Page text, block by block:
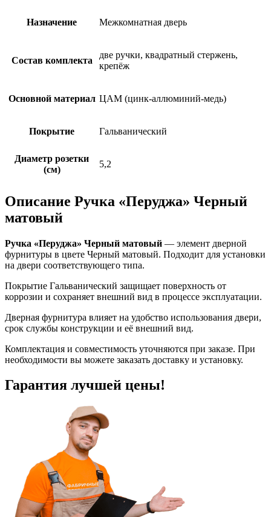
Назначение Межкомнатная дверь
Состав комплекта
две ручки, квадратный стержень,
крепёж
Основной материал ЦАМ (цинк-аллюминий-медь)
Покрытие Гальванический
Диаметр розетки
(см)
5,2
Описание Ручка «Перуджа» Черный
матовый
Ручка «Перуджа» Черный матовый — элемент дверной
фурнитуры в цвете Черный матовый. Подходит для установки
на двери соответствующего типа.
Покрытие Гальванический защищает поверхность от
коррозии и сохраняет внешний вид в процессе эксплуатации.
Дверная фурнитура влияет на удобство использования двери,
срок службы конструкции и её внешний вид.
Комплектация и совместимость уточняются при заказе. При
необходимости вы можете заказать доставку и установку.
Гарантия лучшей цены!